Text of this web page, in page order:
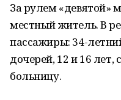
За рулем «девятой»
местный житель. В
пассажиры: 34-
дочерей, 12 и 16
больницу.